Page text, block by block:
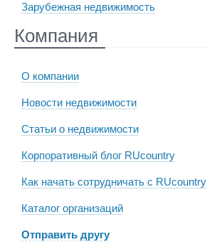
Зарубежная недвижимость
Компания
О компании
Новости недвижимости
Статьи о недвижимости
Корпоративный блог RUcountry
Как начать сотрудничать с RUcountry
Каталог организаций
Отправить другу